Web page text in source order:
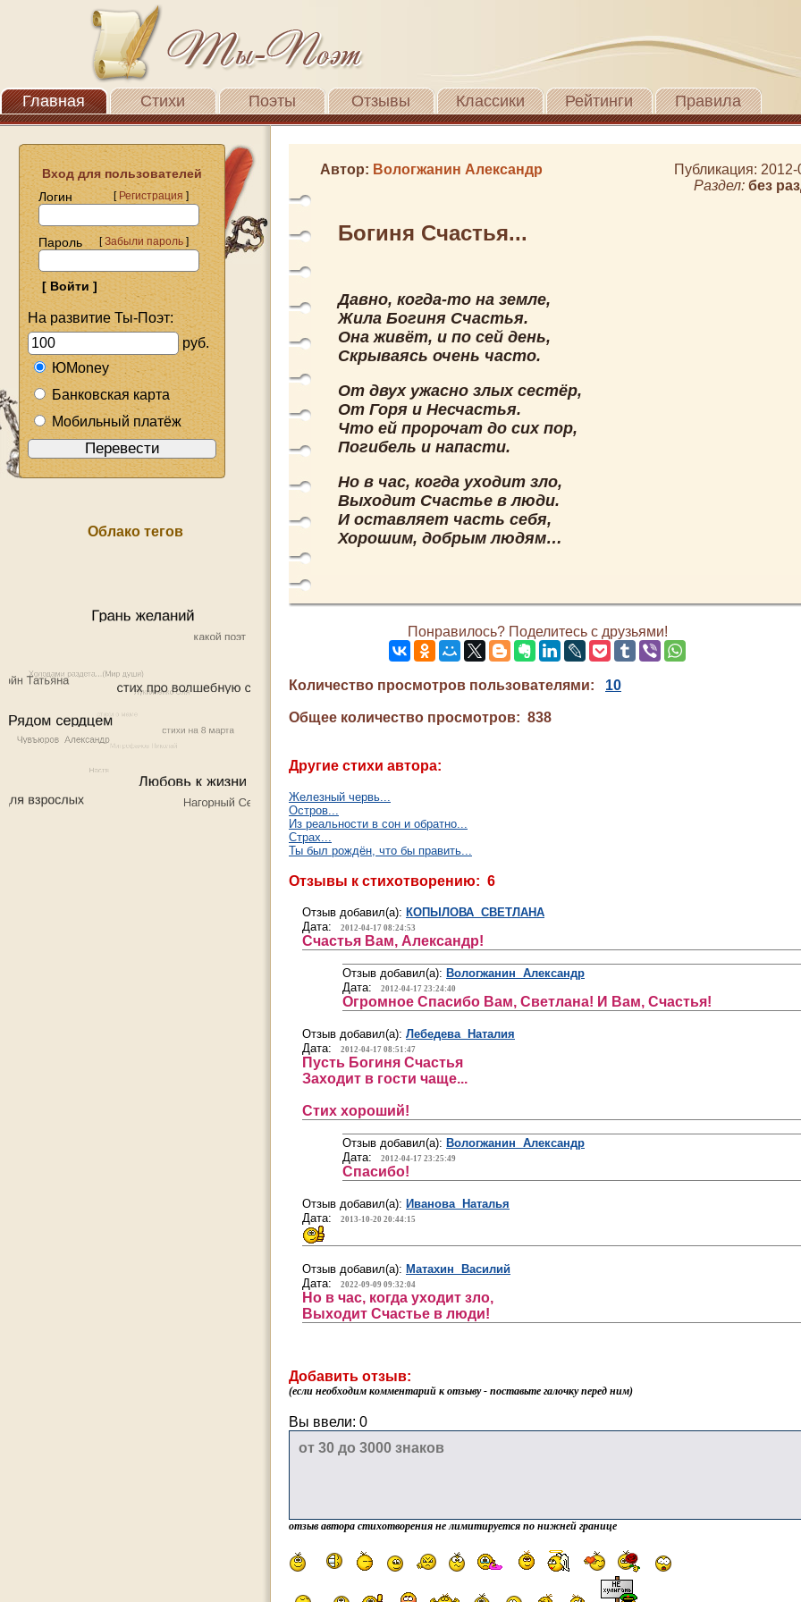
Главная Стихи Поэты Отзывы Классики Рейтинги Правила
Вход для пользователей
Логин
[Регистрация]
Пароль [Забыли пароль]
На развитие Ты-Поэт:
руб.
ЮMoney
Банковская карта
Мобильный платёж
Облако тегов
Автор: Вологжанин Александр
Публикация:
Раздел: без
Богиня Счастья...
Давно, когда-то на земле,
Жила Богиня Счастья.
Она живёт, и по сей день,
Скрываясь очень часто.
От двух ужасно злых сестёр,
От Горя и Несчастья.
Что ей пророчат до сих пор,
Погибель и напасти.
Но в час, когда уходит зло,
Выходит Счастье в люди.
И оставляет часть себя,
Хорошим, добрым людям…
Понравилось? Поделитесь с друзьями!
Количество просмотров пользователями: 10
Общее количество просмотров: 838
Другие стихи автора:
Железный червь...
Остров...
Из реальности в сон и обратно...
Страх...
Ты был рождён, что бы править...
Отзывы к стихотворению: 6
Отзыв добавил(а): КОПЫЛОВА СВЕТЛАНА
Дата:
2012-04-17 08:24:53
Счастья Вам, Александр!
Отзыв добавил(а): Вологжанин Александр
Дата:
2012-04-17 23:24:40
Огромное Спасибо Вам, Светлана! И Вам, Счастья!
Отзыв добавил(а): Лебедева Наталия
Дата:
2012-04-17 08:51:47
Пусть Богиня Счастья
Заходит в гости чаще...
Стих хороший!
Отзыв добавил(а): Вологжанин Александр
Дата:
2012-04-17 23:25:49
Спасибо!
Отзыв добавил(а): Иванова Наталья
Дата:
2013-10-20 20:44:15
Отзыв добавил(а): Матахин Василий
Дата:
2022-09-09 09:32:04
Но в час, когда уходит зло,
Выходит Счастье в люди!
Добавить отзыв:
(если необходим комментарий к отзыву - поставьте галочку перед ним)
Вы ввели: 0
отзыв автора стихотворения не лимитируется по нижней границе